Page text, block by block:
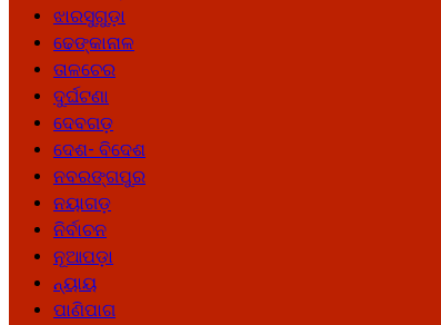
ଝାରସୁଗୁଡ଼ା
ଢେଙ୍କାନାଳ
ତାଳଚେର
ଦୁର୍ଘଟଣା
ଦେବଗଡ଼
ଦେଶ- ବିଦେଶ
ନବରଙ୍ଗପୁର
ନୟାଗଡ଼
ନିର୍ବାଚନ
ନୂଆପଡ଼ା
ନ୍ୟାୟ
ପାଣିପାଗ